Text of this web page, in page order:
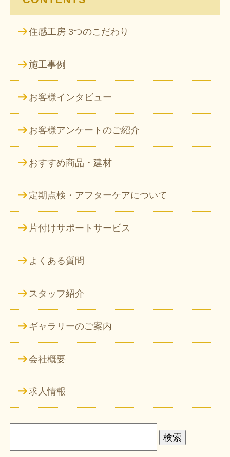
住感工房 3つのこだわり
施工事例
お客様インタビュー
お客様アンケートのご紹介
おすすめ商品・建材
定期点検・アフターケアについて
片付けサポートサービス
よくある質問
スタッフ紹介
ギャラリーのご案内
会社概要
求人情報